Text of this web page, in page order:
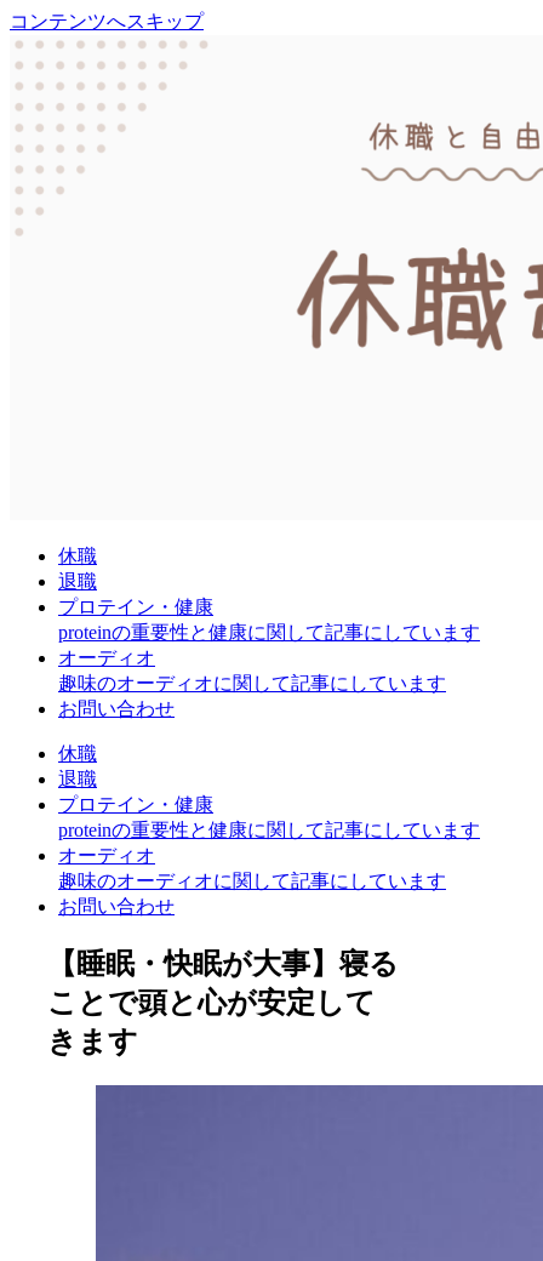
コンテンツへスキップ
休職
退職
プロテイン・健康
proteinの重要性と健康に関して記事にしています
オーディオ
趣味のオーディオに関して記事にしています
お問い合わせ
休職
退職
プロテイン・健康
proteinの重要性と健康に関して記事にしています
オーディオ
趣味のオーディオに関して記事にしています
お問い合わせ
【睡眠・快眠が大事】寝る
ことで頭と心が安定して
きます